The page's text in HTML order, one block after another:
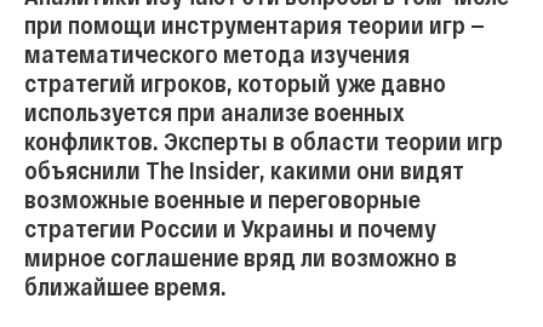
при помощи инструментария теории игр —
математического метода изучения
стратегий игроков, который уже давно
используется при анализе военных
конфликтов. Эксперты в области теории игр
объяснили The Insider, какими они видят
возможные военные и переговорные
стратегии России и Украины и почему
мирное соглашение вряд ли возможно в
ближайшее время.